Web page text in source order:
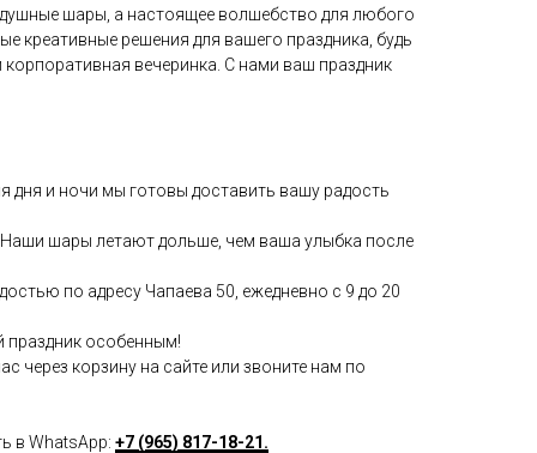
шары, а настоящее волшебство для любого
креативные решения для вашего праздника, будь
вечеринка. С нами ваш праздник
дня и ночи мы готовы доставить вашу радость
Наши шары летают дольше, чем ваша улыбка после
по адресу Чапаева 50, ежедневно с 9 до 20
праздник особенным!
через корзину на сайте или звоните нам по
в WhatsApp: +7 (965) 817-18-21.